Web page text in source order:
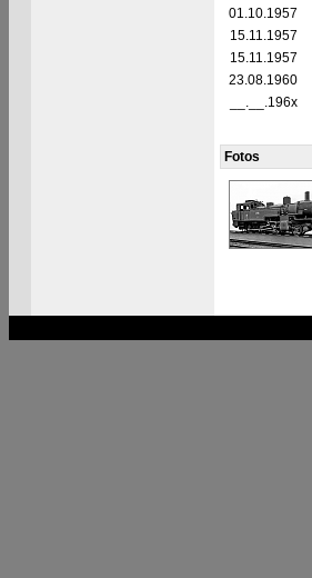
01.10.1957
15.11.1957
15.11.1957
23.08.1960
__.__.196x
Fotos